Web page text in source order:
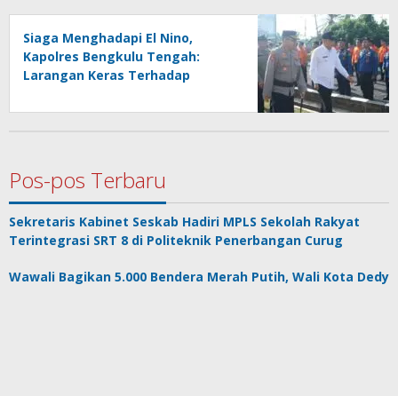
Siaga Menghadapi El Nino,
Kapolres Bengkulu Tengah:
Larangan Keras Terhadap
Pos-pos Terbaru
Sekretaris Kabinet Seskab Hadiri MPLS Sekolah Rakyat
Terintegrasi SRT 8 di Politeknik Penerbangan Curug
Wawali Bagikan 5.000 Bendera Merah Putih, Wali Kota Dedy